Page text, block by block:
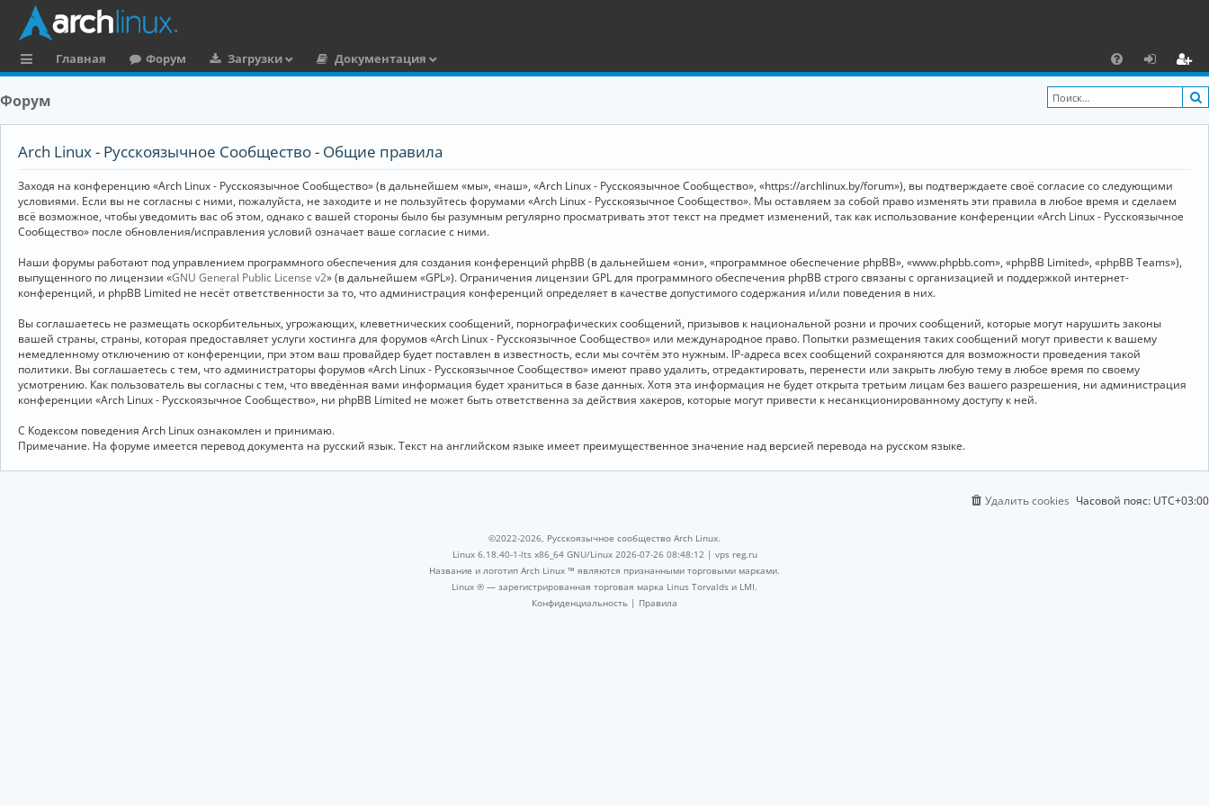
ы
и
Главная Форум Загрузки
Документация
F
A
х
о
ег
и
ц
Форум
Arch Linux - Русскоязычное Сообщество - Общие правила
Заходя на конференцию «Arch Linux - Русскоязычное Сообщество» (в дальнейшем «мы», «наш», «Arch Linux - Русскоязычное Сообщество», «https://archlinux.by/forum»), вы подтверждаете своё согласие со следующими
условиями. Если вы не согласны с ними, пожалуйста, не заходите и не пользуйтесь форумами «Arch Linux - Русскоязычное Сообщество». Мы оставляем за собой право изменять эти правила в любое время и сделаем
всё возможное, чтобы уведомить вас об этом, однако с вашей стороны было бы разумным регулярно просматривать этот текст на предмет изменений, так как использование конференции «Arch Linux - Русскоязычное
Сообщество» после обновления/исправления условий означает ваше согласие с ними.
Наши форумы работают под управлением программного обеспечения для создания конференций phpBB (в дальнейшем «они», «программное обеспечение phpBB», «www.phpbb.com», «phpBB Limited», «phpBB Teams»),
выпущенного по лицензии «GNU General Public License v2» (в дальнейшем «GPL»). Ограничения лицензии GPL для программного обеспечения phpBB строго связаны с организацией и поддержкой интернет-
конференций, и phpBB Limited не несёт ответственности за то, что администрация конференций определяет в качестве допустимого содержания и/или поведения в них.
Вы соглашаетесь не размещать оскорбительных, угрожающих, клеветнических сообщений, порнографических сообщений, призывов к национальной розни и прочих сообщений, которые могут нарушить законы
вашей страны, страны, которая предоставляет услуги хостинга для форумов «Arch Linux - Русскоязычное Сообщество» или международное право. Попытки размещения таких сообщений могут привести к вашему
немедленному отключению от конференции, при этом ваш провайдер будет поставлен в известность, если мы сочтём это нужным. IP-адреса всех сообщений сохраняются для возможности проведения такой
политики. Вы соглашаетесь с тем, что администраторы форумов «Arch Linux - Русскоязычное Сообщество» имеют право удалить, отредактировать, перенести или закрыть любую тему в любое время по своему
усмотрению. Как пользователь вы согласны с тем, что введённая вами информация будет храниться в базе данных. Хотя эта информация не будет открыта третьим лицам без вашего разрешения, ни администрация
конференции «Arch Linux - Русскоязычное Сообщество», ни phpBB Limited не может быть ответственна за действия хакеров, которые могут привести к несанкционированному доступу к ней.
С Кодексом поведения Arch Linux ознакомлен и принимаю.
Примечание. На форуме имеется перевод документа на русский язык. Текст на английском языке имеет преимущественное значение над версией перевода на русском языке.
Часовой пояс: UTC+03:00
Удалить cookies
©2022-2026, Русскоязычное сообщество Arch Linux.
Linux 6.18.40-1-lts x86_64 GNU/Linux 2026-07-26 08:48:12 | vps reg.ru
Название и логотип Arch Linux ™ являются признанными торговыми марками.
Linux ® — зарегистрированная торговая марка Linus Torvalds и LMI.
Конфиденциальность | Правила